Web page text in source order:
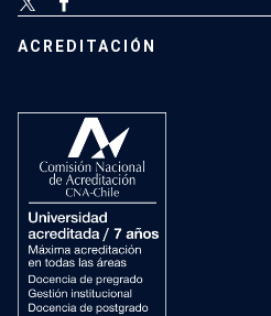
ACREDITACIÓN